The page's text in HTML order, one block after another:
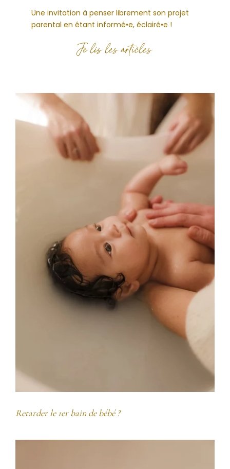
Une invitation à penser librement son projet
parental en étant informé•e, éclairé•e !
Je lis les articles
Retarder le 1er bain de bébé ?